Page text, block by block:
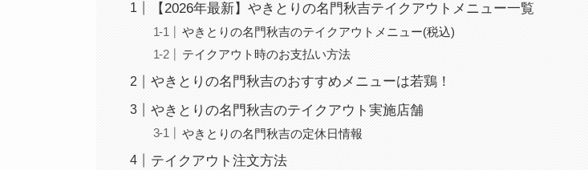
【2026年最新】やきとりの名門秋吉テイクアウトメニュー一覧
やきとりの名門秋吉のテイクアウトメニュー(税込)
テイクアウト時のお支払い方法
やきとりの名門秋吉のおすすめメニューは若鶏！
やきとりの名門秋吉のテイクアウト実施店舗
やきとりの名門秋吉の定休日情報
テイクアウト注文方法